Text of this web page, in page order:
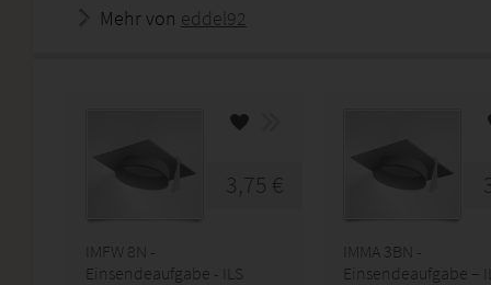
Mehr von eddel92
3,75 €
IMFW 8N -
Einsendeaufgabe - ILS
IMMA 3BN -
Einsendeaufgabe –